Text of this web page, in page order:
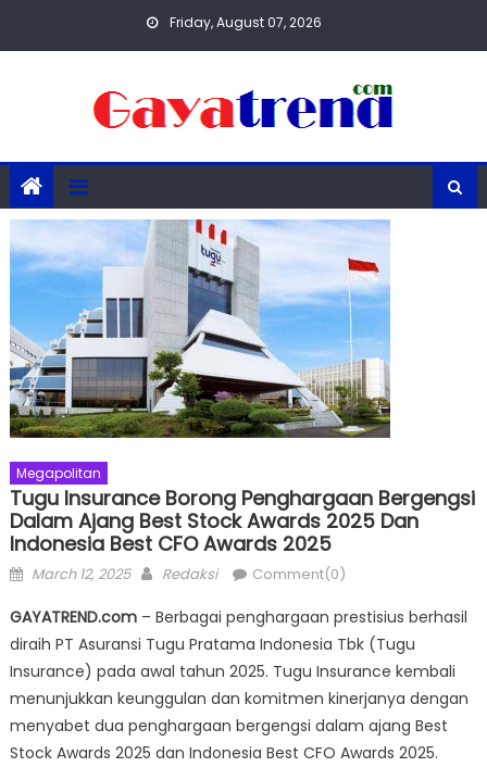
Friday, August 07, 2026
Megapolitan
Tugu Insurance Borong Penghargaan Bergengsi
Dalam Ajang Best Stock Awards 2025 Dan
Indonesia Best CFO Awards 2025
Posted
March 12, 2025 Author
Redaksi Comment(0)
GAYATREND.com– Berbagai penghargaan prestisius berhasil
diraih PT Asuransi Tugu Pratama Indonesia Tbk (Tugu
Insurance) pada awal tahun 2025. Tugu Insurance kembali
menunjukkan keunggulan dan komitmen kinerjanya dengan
menyabet dua penghargaan bergengsi dalam ajang Best
Stock Awards 2025 dan Indonesia Best CFO Awards 2025.